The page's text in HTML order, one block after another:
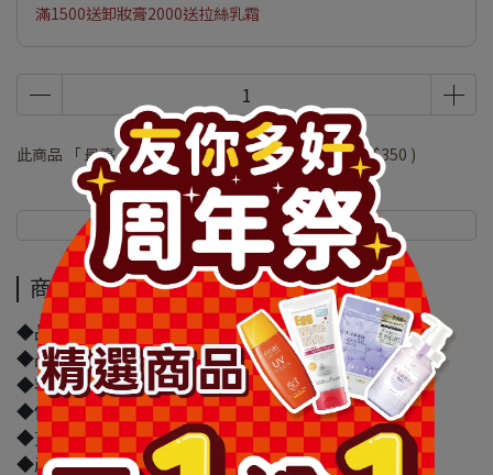
滿1500送卸妝膏2000送拉絲乳霜
此商品 「 最高 」可以折抵紅利70000點 (約等於NT$350 )
商品介紹 規格說明
商品介紹
◆品牌名稱：媚比琳
◆品名:媚比琳FIT ME遮遮稱奇遮瑕膏01蜜桃色
◆容量/規格：6.8ml
◆保存期限：1095天
◆貨源：公司貨
◆產地：中國